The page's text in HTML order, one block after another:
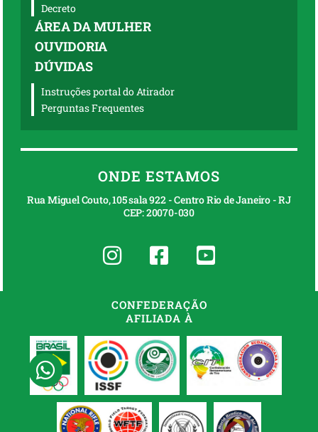
Decreto
ÁREA DA MULHER
OUVIDORIA
DÚVIDAS
Instruções portal do Atirador
Perguntas Frequentes
ONDE ESTAMOS
Rua Miguel Couto, 105 sala 922 - Centro Rio de Janeiro - RJ
CEP: 20070-030
CONFEDERAÇÃO
AFILIADA À